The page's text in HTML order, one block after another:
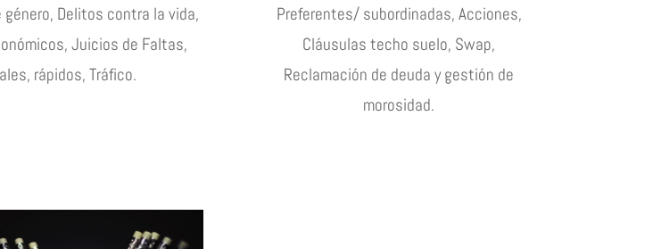
género, Delitos contra la vida,
Juicios de Faltas,
rápidos, Tráfico.
Preferentes/ subordinadas, Acciones,
Cláusulas techo suelo, Swap,
Reclamación de deuda y gestión de
morosidad.